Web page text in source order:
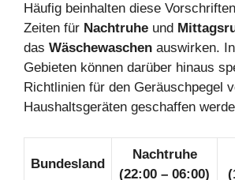
Häufig beinhalten diese
Zeiten für Nachtruhe und
das Wäschewaschen auswirken.
Gebieten können darüber hinaus
Richtlinien für den Geräuschpegel
Haushaltsgeräten geschaffen
Bundesland
Nachtruhe
(22:00 – 06:00)